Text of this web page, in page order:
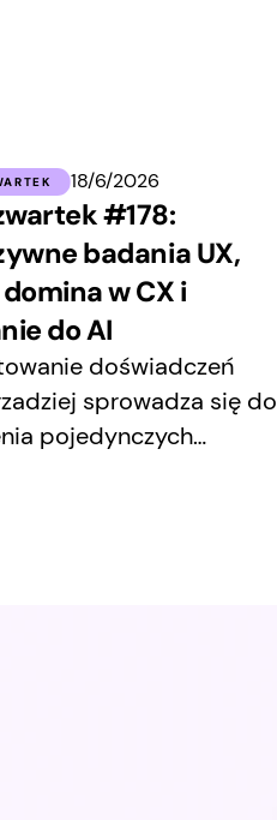
18/6/2026
#178:
badania UX,
w CX i
do AI
doświadczeń
sprowadza się do
pojedynczych
wymaga
na użytkowników,